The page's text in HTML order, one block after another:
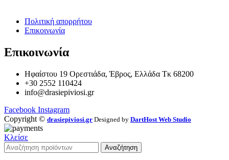
Πολιτική απορρήτου
Επικοινωνία
Επικοινωνία
Ηφαίστου 19 Ορεστιάδα, Έβρος, Ελλάδα Τκ 68200
+30 2552 110424
info@drasiepiviosi.gr
Facebook Instagram
Copyright © drasiepiviosi.gr Designed by DartHost Web Studio
Κλείσε
Αναζήτηση